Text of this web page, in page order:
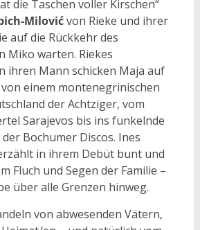
die Taschen voller Kirschen“
Milovićvon Rieke und ihrer
auf die Rückkehr des
Miko warten. Riekes
ihren Mann schicken Maja auf
von einem montenegrinischen
der Achtziger, vom
Sarajevos bis ins funkelnde
Bochumer Discos. Ines
in ihrem Debüt bunt und
Fluch und Segen der Familie –
über alle Grenzen hinweg.
von abwesenden Vätern,